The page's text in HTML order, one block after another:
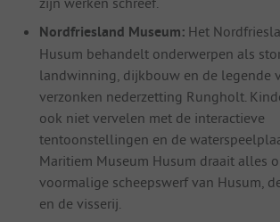
Nordfriesland Museum: Het
Husum behandelt onderwerpen als
landwinning, dijkbouw en de legende
verzonken nederzetting Rungholt.
ook niet vervelen met de interactieve
tentoonstellingen en de
Maritiem Museum Husum draait alles
voormalige scheepswerf van Husum,
en de visserij.